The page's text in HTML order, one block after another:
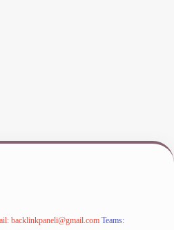
backlinkpaneli@gmail.com Teams: